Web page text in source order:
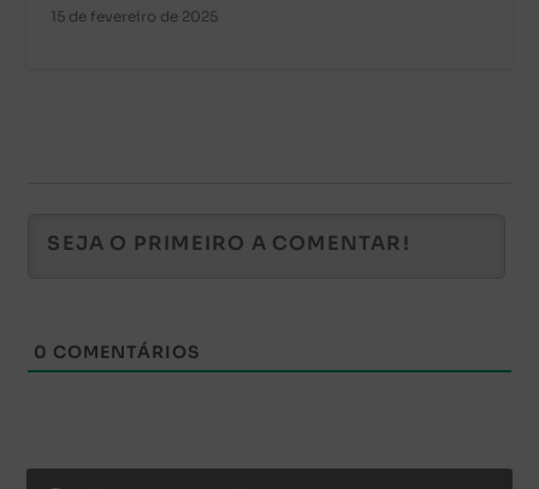
15 de fevereiro de 2025
0 COMENTÁRIOS